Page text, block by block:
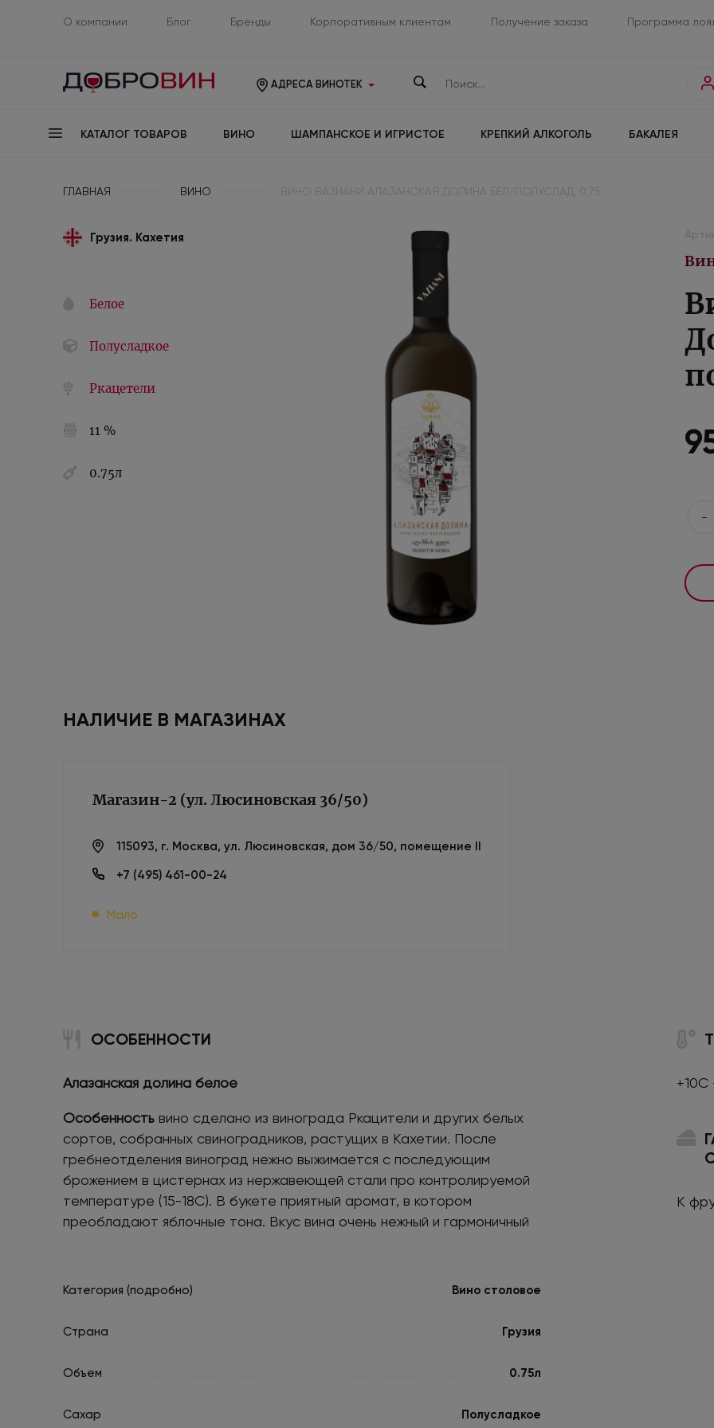
О компании Блог Бренды Корпоративным клиентам Получение заказа Программа
АДРЕСА ВИНОТЕК
КАТАЛОГ ТОВАРОВ ВИНО ШАМПАНСКОЕ И ИГРИСТОЕ КРЕПКИЙ АЛКОГОЛЬ БАКАЛЕЯ
ГЛАВНАЯ ВИНО
Грузия. Кахетия
Белое
Полусладкое
Ркацетели
11 %
0.75л
-
НАЛИЧИЕ В МАГАЗИНАХ
Магазин-2 (ул. Люсиновская 36/50)
115093, г. Москва, ул. Люсиновская, дом 36/50, помещение II
+7 (495) 461-00-24
Мало
ОСОБЕННОСТИ
Алазанская долина белое
Особенностьвино сделано из винограда Ркацители и других белых
сортов, собранных свиноградников, растущих в Кахетии. После
гребнеотделения виноград нежно выжимается с последующим
брожением в цистернах из нержавеющей стали про контролируемой
температуре (15-18С). В букете приятный аромат, в котором
преобладают яблочные тона. Вкус вина очень нежный и гармоничный
Категория (подробно) Вино столовое
Страна Грузия
Объем 0.75л
Сахар Полусладкое
+10С
К